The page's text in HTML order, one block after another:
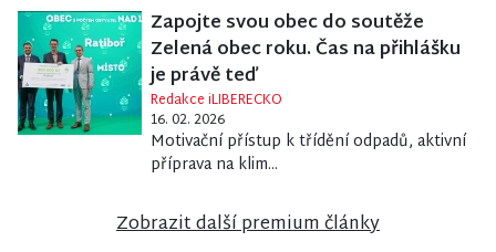
Zapojte svou obec do soutěže
Zelená obec roku. Čas na přihlášku
je právě teď
Redakce iLIBERECKO
16. 02. 2026
Motivační přístup k třídění odpadů, aktivní
příprava na klim...
Zobrazit další premium články